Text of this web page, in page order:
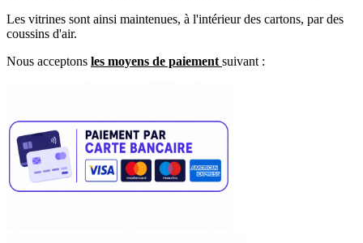
Les vitrines sont ainsi maintenues, à l'intérieur des cartons, par des
coussins d'air.
Nous acceptons les moyens de paiement suivant :